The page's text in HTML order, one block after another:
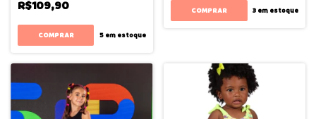
R$109,90
COMPRAR 5em estoque
COMPRAR 3 em estoque